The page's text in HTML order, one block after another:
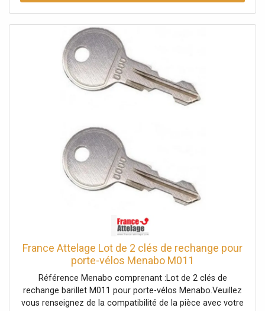
France Attelage Lot de 2 clés de rechange pour
porte-vélos Menabo M011
Référence Menabo comprenant :Lot de 2 clés de
rechange barillet M011 pour porte-vélos Menabo.Veuillez
vous renseignez de la compatibilité de la pièce avec votre